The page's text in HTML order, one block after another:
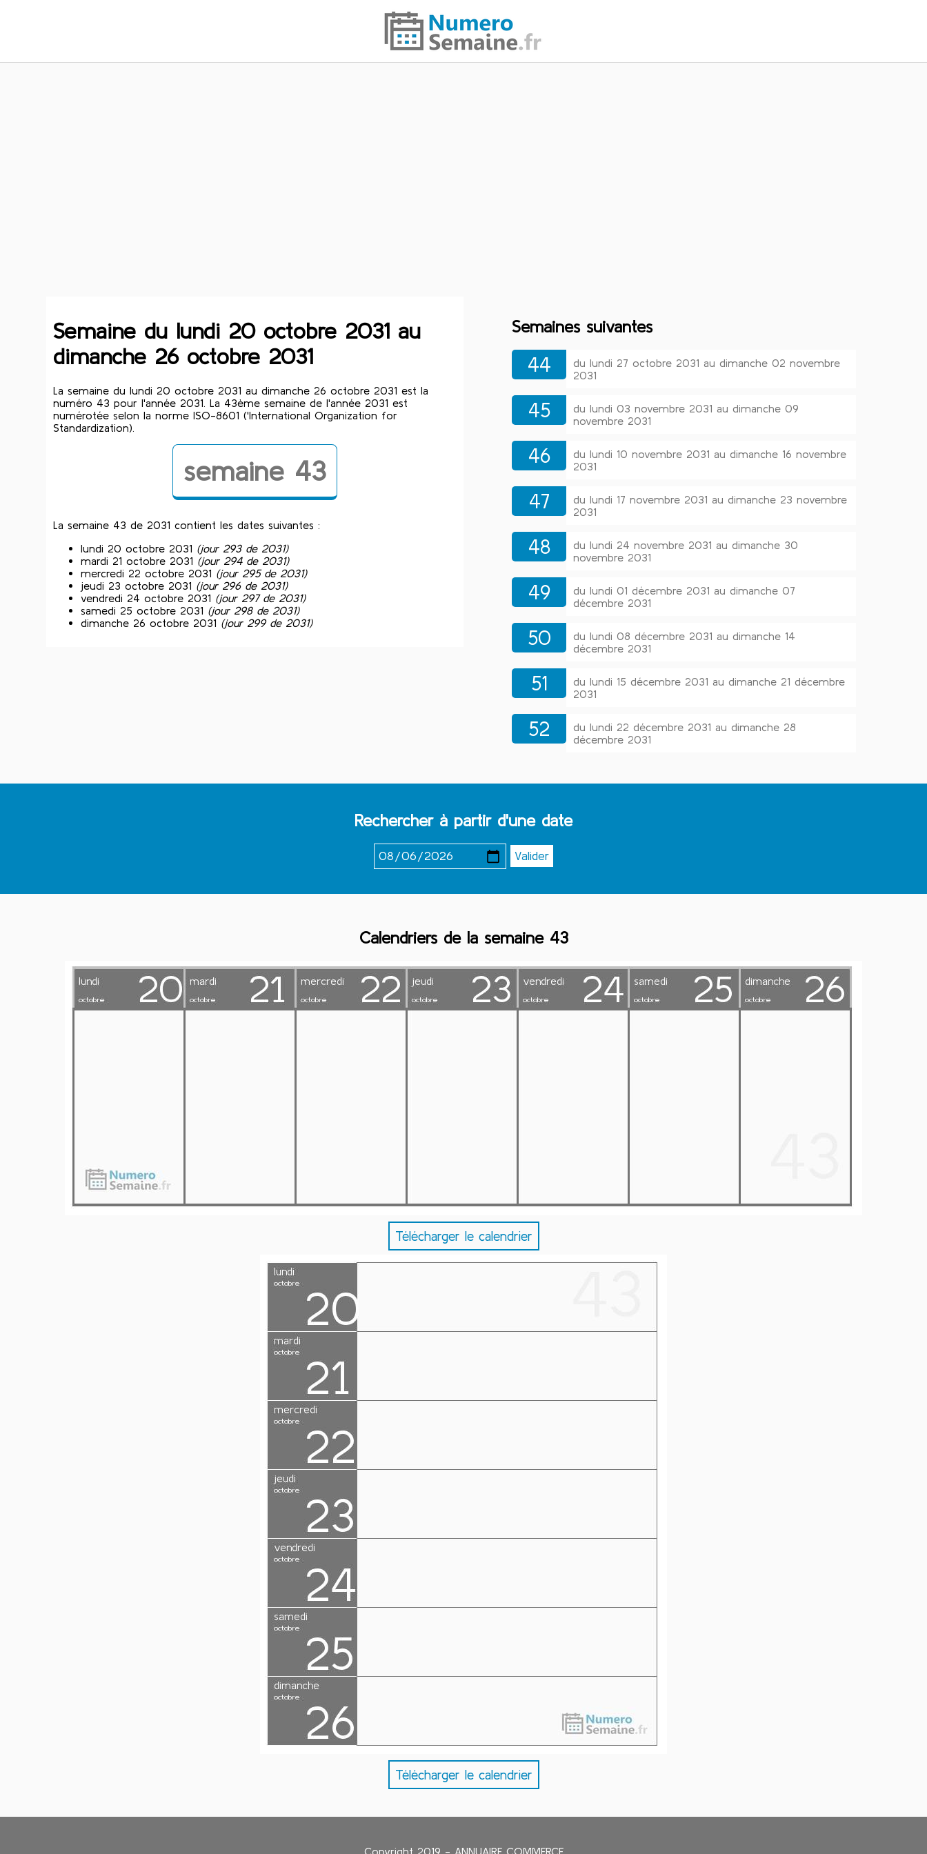
Semaine du lundi 20 octobre 2031 au
dimanche 26 octobre 2031
La semaine du lundi 20 octobre 2031 au dimanche 26 octobre 2031 est la
numéro 43 pour l'année 2031. La 43ème semaine de l'année 2031 est
numérotée selon la norme ISO-8601 ('International Organization for
Standardization).
semaine 43
La semaine 43 de 2031 contient les dates suivantes :
lundi 20 octobre 2031 (jour 293 de 2031)
mardi 21 octobre 2031 (jour 294 de 2031)
mercredi 22 octobre 2031 (jour 295 de 2031)
jeudi 23 octobre 2031 (jour 296 de 2031)
vendredi 24 octobre 2031 (jour 297 de 2031)
samedi 25 octobre 2031 (jour 298 de 2031)
dimanche 26 octobre 2031 (jour 299 de 2031)
Semaines suivantes
44
du lundi 27 octobre 2031 au dimanche 02 novembre
2031
45
du lundi 03 novembre 2031 au dimanche 09
novembre 2031
46
du lundi 10 novembre 2031 au dimanche 16 novembre
2031
47
du lundi 17 novembre 2031 au dimanche 23 novembre
2031
48
du lundi 24 novembre 2031 au dimanche 30
novembre 2031
49
du lundi 01 décembre 2031 au dimanche 07
décembre 2031
50
du lundi 08 décembre 2031 au dimanche 14
décembre 2031
51
du lundi 15 décembre 2031 au dimanche 21 décembre
2031
52
du lundi 22 décembre 2031 au dimanche 28
décembre 2031
Rechercher à partir d'une date
Calendriers de la semaine 43
Télécharger le calendrier
Télécharger le calendrier
Copyright 2019 - ANNUAIRE COMMERCE